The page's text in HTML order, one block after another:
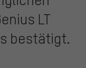
LT
bestätigt.